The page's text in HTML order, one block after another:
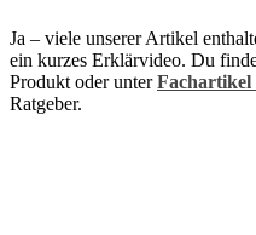
Ja – viele unserer Artikel
ein kurzes Erklärvideo. Du
Produkt oder unterFachartikel
Ratgeber.